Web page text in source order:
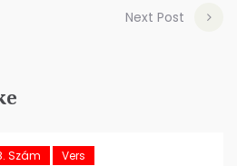
Next Post
Szám Vers